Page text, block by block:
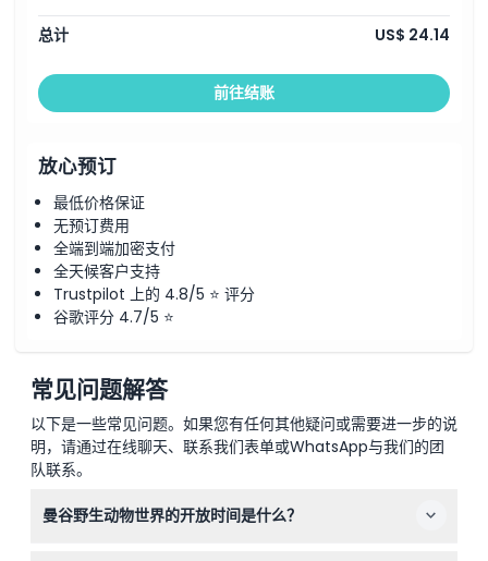
总计 US$ 24.14
前往结账
放心预订
最低价格保证
无预订费用
全端到端加密支付
全天候客户支持
Trustpilot 上的 4.8/5 ⭐ 评分
谷歌评分 4.7/5 ⭐
常见问题解答
以下是一些常见问题。如果您有任何其他疑问或需要进一步的说
明，请通过在线聊天、联系我们表单或WhatsApp与我们的团
队联系。
曼谷野生动物世界的开放时间是什么？